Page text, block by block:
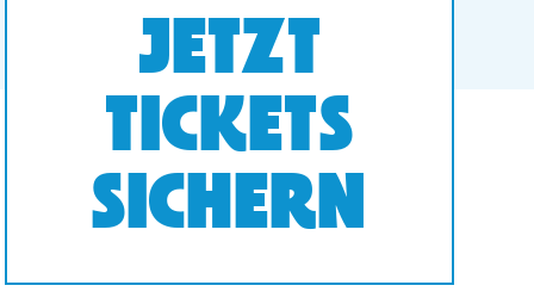
JETZT
TICKETS
SICHERN